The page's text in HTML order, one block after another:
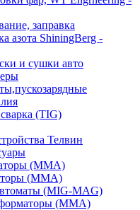
заправка
азота ShiningBerg -
и сушки авто
(TIG)
Телвин
(MMA)
(MMA)
(MIG-MAG)
(MMA)